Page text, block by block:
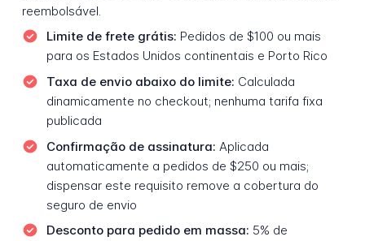
reembolsável.
Limite de frete grátis: Pedidos de $100 ou mais
para os Estados Unidos continentais e Porto Rico
Taxa de envio abaixo do limite: Calculada
dinamicamente no checkout; nenhuma tarifa fixa
publicada
Confirmação de assinatura: Aplicada
automaticamente a pedidos de $250 ou mais;
dispensar este requisito remove a cobertura do
seguro de envio
Desconto para pedido em massa: 5% de